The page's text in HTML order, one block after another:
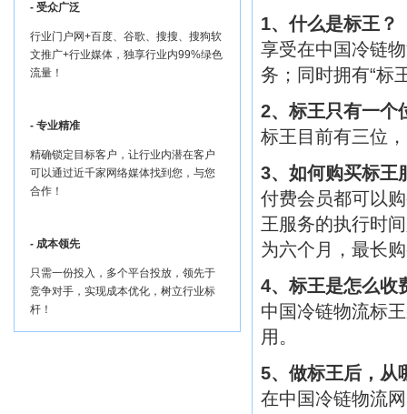
- 受众广泛
行业门户网+百度、谷歌、搜搜、搜狗软
文推广+行业媒体，独享行业内99%绿色
流量！
- 专业精准
精确锁定目标客户，让行业内潜在客户
可以通过近千家网络媒体找到您，与您
合作！
- 成本领先
只需一份投入，多个平台投放，领先于
竞争对手，实现成本优化，树立行业标
杆！
1、什么是标王？
享受在中国冷链
务；同时拥有“标
2、标王只有一个
标王目前有三位
3、如何购买标王
付费会员都可以
王服务的执行时
为六个月，最长
4、标王是怎么收
中国冷链物流标
用。
5、做标王后，从
在中国冷链物流